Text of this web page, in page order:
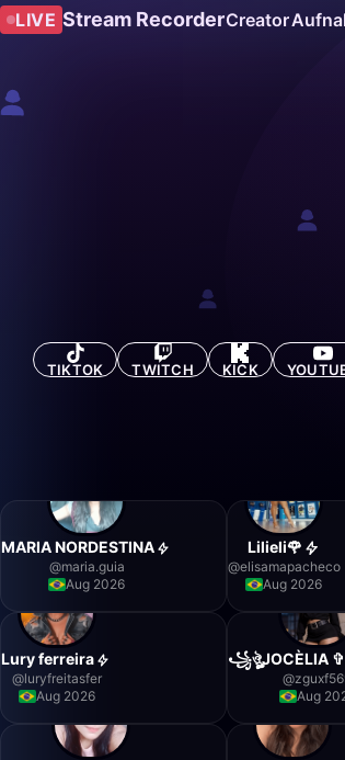
LIVE Stream RecorderCreator
TIKTOK TWITCH KICK
MARIA NORDESTINA
@maria.guia
Aug 2026
Lilieli🌹
@elisamapacheco
Aug 2026
Lury ferreira
@luryfreitasfer
Aug 2026
꧁ঔৣJOCÈLIA
@
Aug